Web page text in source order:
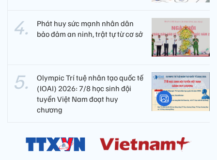
Phát huy sức mạnh nhân dân
bảo đảm an ninh, trật tự từ cơ sở
Olympic Trí tuệ nhân tạo quốc tế
(IOAI) 2026: 7/8 học sinh đội
tuyển Việt Nam đoạt huy
chương